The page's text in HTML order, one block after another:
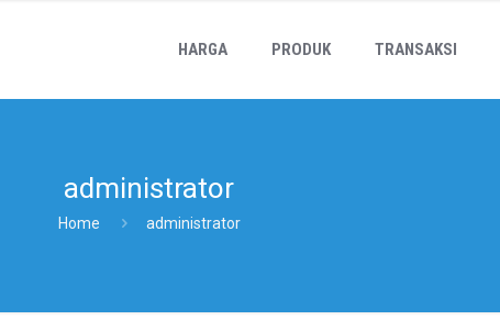
HARGA PRODUK TRANSAKSI
administrator
Home administrator